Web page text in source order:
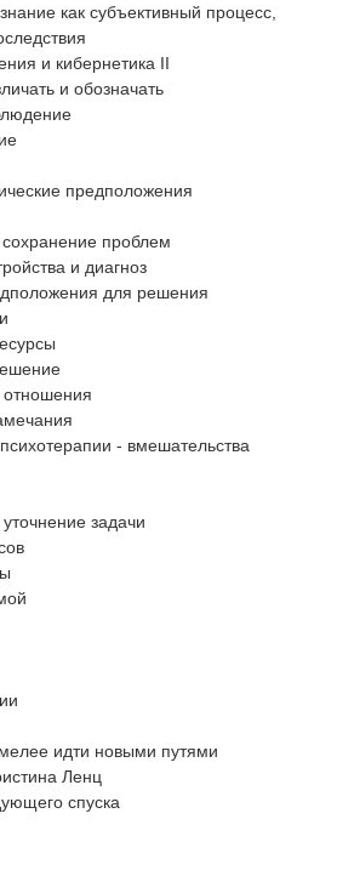
как субъективный процесс,
и кибернетика II
и обозначать
предположения
проблем
и диагноз
для решения
отношения
- вмешательства
задачи
идти новыми путями
Ленц
спуска